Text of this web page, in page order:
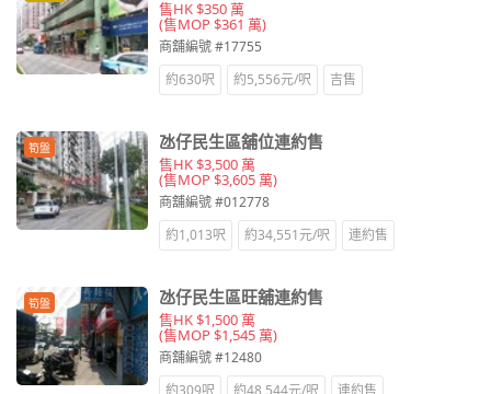
售HK $350 萬
(售MOP $361 萬)
商舖編號 #17755
約630呎
約5,556元/呎 吉售
筍盤 氹仔民生區舖位連約售
售HK $3,500 萬
(售MOP $3,605 萬)
商舖編號 #012778
約1,013呎
約34,551元/呎 連約售
筍盤 氹仔民生區旺舖連約售
售HK $1,500 萬
(售MOP $1,545 萬)
商舖編號 #12480
約309呎
約48,544元/呎 連約售